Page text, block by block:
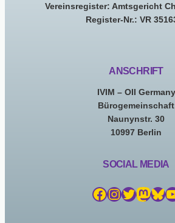
Vereinsregister: Amtsgericht
Register-Nr.: VR
ANSCHRIFT
IVIM – OII Germany
Bürogemeinschaft
Naunynstr. 30
10997 Berlin
SOCIAL MEDIA
Facebook InstagramTwitter Mastodon Bluesky YouTube